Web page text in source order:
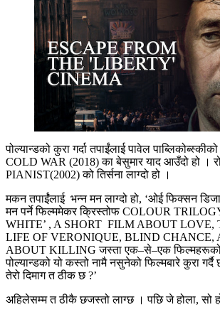
पोल्यान्डको कुरा गर्दा तपाईंलाई पावेल
COLD WAR (2018) का बेसुमार याद आउँदो हो ।
PIANIST(2002) को तिर्सना लाग्दो हो ।
मकन तपाईंंलाई भन्न मन लाग्दो हो, ‘ओई फिक्सन
मन पर्ने फिल्ममेकर क्रिस्तोफ COLOUR
WHITE’ , A SHORT FILM ABOUT LOVE,
LIFE OF VERONIQUE, BLIND CHANCE,
ABOUT KILLING जस्ता एक–से–एक फिल्महरूको
पोल्यान्डको यो कस्तो नामै नसुनेको फिल्मबारे कुरा
तेरो दिमाग त ठीक छ ?’
अहिलेसम्म त ठीकै छजस्तो लाग्छ । पछि जे होला, सो